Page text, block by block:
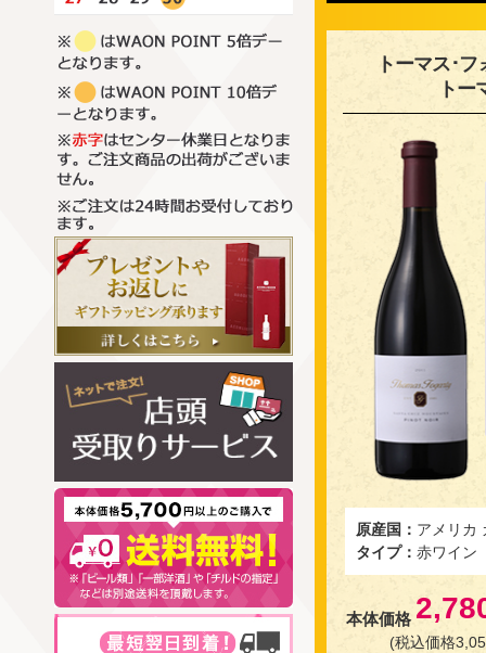
トーマス･
ト
原産国： アメリカ
タイプ：赤ワイン
本体価格
(税込価格